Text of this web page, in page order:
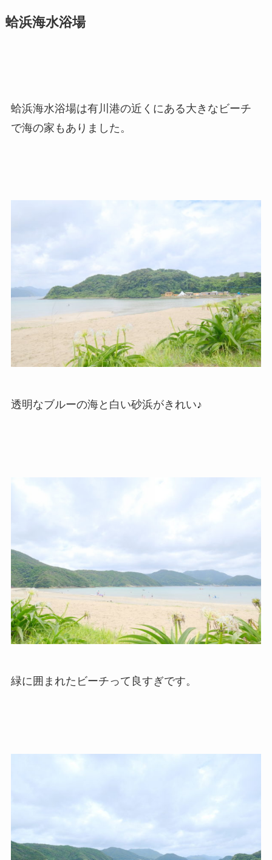
蛤浜海水浴場
蛤浜海水浴場は有川港の近くにある大きなビーチ
で海の家もありました。
透明なブルーの海と白い砂浜がきれい♪
緑に囲まれたビーチって良すぎです。